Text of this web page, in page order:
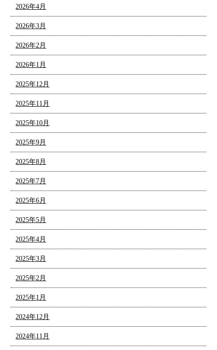
2026年4月
2026年3月
2026年2月
2026年1月
2025年12月
2025年11月
2025年10月
2025年9月
2025年8月
2025年7月
2025年6月
2025年5月
2025年4月
2025年3月
2025年2月
2025年1月
2024年12月
2024年11月